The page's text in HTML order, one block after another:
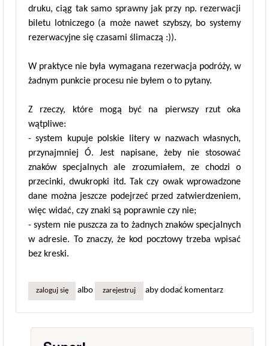
druku, ciąg tak samo sprawny jak przy np. rezerwacji
biletu lotniczego (a może nawet szybszy, bo systemy
rezerwacyjne się czasami ślimaczą :)).
W praktyce nie była wymagana rezerwacja podróży, w
żadnym punkcie procesu nie byłem o to pytany.
Z rzeczy, które mogą być na pierwszy rzut oka
wątpliwe:
- system kupuje polskie litery w nazwach własnych,
przynajmniej Ó. Jest napisane, żeby nie stosować
znaków specjalnych ale zrozumiałem, ze chodzi o
przecinki, dwukropki itd. Tak czy owak wprowadzone
dane można jeszcze podejrzeć przed zatwierdzeniem,
więc widać, czy znaki są poprawnie czy nie;
- system nie puszcza za to żadnych znaków specjalnych
w adresie. To znaczy, że kod pocztowy trzeba wpisać
bez kreski.
zaloguj się albo zarejestruj aby dodać komentarz